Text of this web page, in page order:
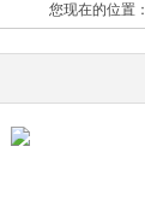
您现在的位置：